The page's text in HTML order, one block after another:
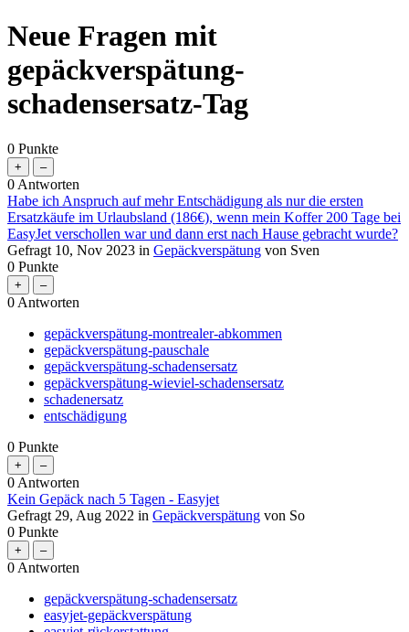
Neue Fragen mit
gepäckverspätung-
schadensersatz-Tag
0 Punkte
0 Antworten
Habe ich Anspruch auf mehr Entschädigung als nur die ersten
Ersatzkäufe im Urlaubsland (186€), wenn mein Koffer 200 Tage bei
EasyJet verschollen war und dann erst nach Hause gebracht wurde?
Gefragt 10, Nov 2023 in Gepäckverspätung von Sven
0 Punkte
0 Antworten
gepäckverspätung-montrealer-abkommen
gepäckverspätung-pauschale
gepäckverspätung-schadensersatz
gepäckverspätung-wieviel-schadensersatz
schadenersatz
entschädigung
0 Punkte
0 Antworten
Kein Gepäck nach 5 Tagen - Easyjet
Gefragt 29, Aug 2022 in Gepäckverspätung von So
0 Punkte
0 Antworten
gepäckverspätung-schadensersatz
easyjet-gepäckverspätung